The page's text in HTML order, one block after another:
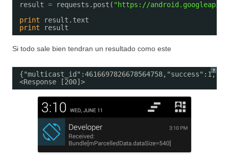
result = requests.post( "https://
print
result.text
print
result
Si todo sale bien tendran un resultado como este
?
<Response [200]>